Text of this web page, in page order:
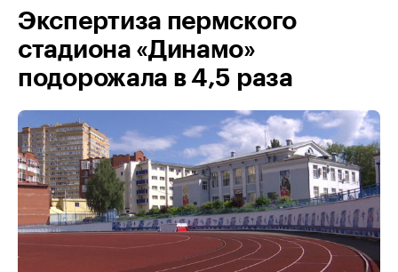
Экспертиза пермского
стадиона «Динамо»
подорожала в 4,5 раза